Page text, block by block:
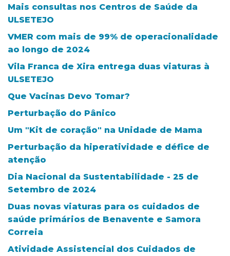
Mais consultas nos Centros de Saúde da
ULSETEJO
VMER com mais de 99% de operacionalidade
ao longo de 2024
Vila Franca de Xira entrega duas viaturas à
ULSETEJO
Que Vacinas Devo Tomar?
Perturbação do Pânico
Um "Kit de coração" na Unidade de Mama
Perturbação da hiperatividade e défice de
atenção
Dia Nacional da Sustentabilidade - 25 de
Setembro de 2024
Duas novas viaturas para os cuidados de
saúde primários de Benavente e Samora
Correia
Atividade Assistencial dos Cuidados de